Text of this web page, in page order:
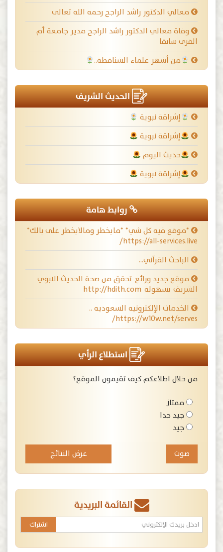
معالي الدكتور راشد الراجح رحمه الله تعالى
وفاة معالي الدكتور راشد الراجح مدير جامعة أم
القرى سابقا
من أشهر علماء الشناقطة..
الحديث الشريف
إشراقة نبوية
إشراقة نبوية
حديث اليوم
إشراقة نبوية
روابط هامة
*موقع فيه كل شي* *مايخطر ومالايخطر على بالك*
https://all-services.live/
الباحث القرآني…
موقع جديد ورائع تحقق من صحة الحديث النبوي
الشريف بسهولة http://hdith.com
الخدمات الإلكترونيه السعوديه ..
https://w10w.net/serves/
استطلاع الرأي
من خلال اطلاعكم كيف تقيمون الموقع؟
ممتاز
جيد جدا
جيد
عرض النتائج
القائمة البريدية